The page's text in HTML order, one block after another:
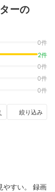
ーの
0件
2件
0件
0件
0件
絞り込み
やすい。 録画